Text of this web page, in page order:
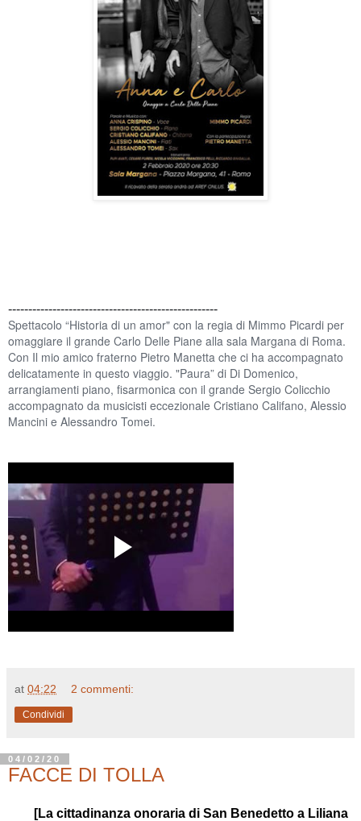
----------------------------------------------------
Spettacolo “Historia di un amor" con la regia di Mimmo Picardi per
omaggiare il grande Carlo Delle Piane alla sala Margana di Roma.
Con Il mio amico fraterno Pietro Manetta che ci ha accompagnato
delicatamente in questo viaggio. "Paura” di Di Domenico,
arrangiamenti piano, fisarmonica con il grande Sergio Colicchio
accompagnato da musicisti eccezionale Cristiano Califano, Alessio
Mancini e Alessandro Tomei.
at 04:22 2 commenti:
Condividi
04/02/20
FACCE DI TOLLA
[La cittadinanza onoraria di San Benedetto a Liliana